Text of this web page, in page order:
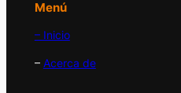
Menú
– Inicio
– Acerca de